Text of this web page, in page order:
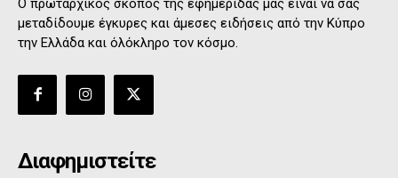
Ο πρωταρχικός σκοπός της εφημερίδας μας είναι να σας
μεταδίδουμε έγκυρες και άμεσες ειδήσεις από την Κύπρο
την Ελλάδα και όλόκληρο τον κόσμο.
Διαφημιστείτε